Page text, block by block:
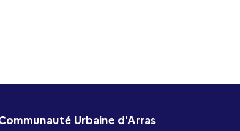
Urbaine d'Arras